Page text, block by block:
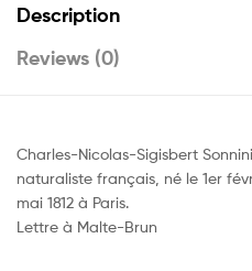
Description
Reviews (0)
Charles-Nicolas-Sigisbert
naturaliste français, né le 1er
mai 1812 à Paris.
Lettre à Malte-Brun